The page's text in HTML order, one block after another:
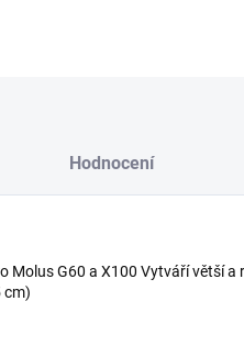
Hodnocení
Molus G60 a X100 Vytváří větší a
cm)